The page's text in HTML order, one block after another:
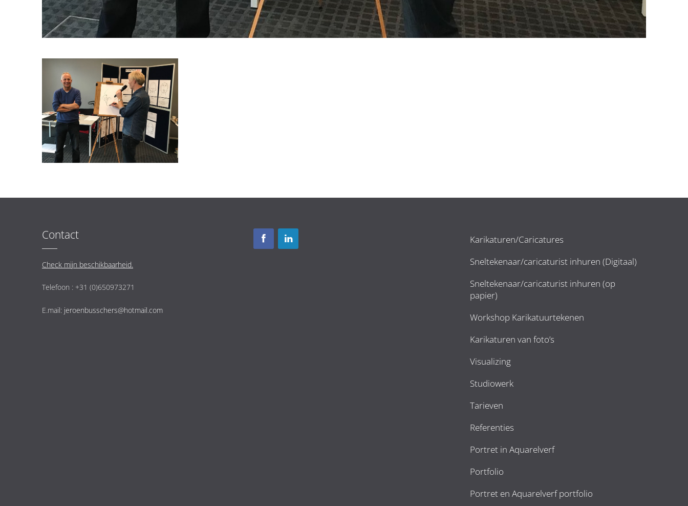
Contact
Check mijn beschikbaarheid.
Telefoon : +31 (0)650973271
E.mail: jeroenbusschers@hotmail.com
Karikaturen/Caricatures
Sneltekenaar/caricaturist inhuren (Digitaal)
Sneltekenaar/caricaturist inhuren (op
papier)
Workshop Karikatuurtekenen
Karikaturen van foto’s
Visualizing
Studiowerk
Tarieven
Referenties
Portret in Aquarelverf
Portfolio
Portret en Aquarelverf portfolio